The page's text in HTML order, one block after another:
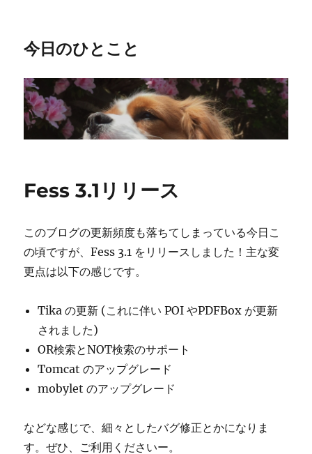
今日のひとこと
Fess 3.1リリース
このブログの更新頻度も落ちてしまっている今日こ
の頃ですが、Fess 3.1 をリリースしました！主な変
更点は以下の感じです。
Tika の更新 (これに伴い POI やPDFBox が更新
されました)
OR検索とNOT検索のサポート
Tomcat のアップグレード
mobylet のアップグレード
などな感じで、細々としたバグ修正とかになりま
す。ぜひ、ご利用くださいー。